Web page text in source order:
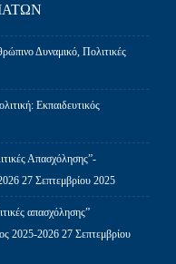
Δυναμικό, Πολιτικές
Εκπαιδευτικός
Απασχόλησης”-
27 Σεπτεμβρίου 2025
απασχόλησης”
2025-2026 27 Σεπτεμβρίου